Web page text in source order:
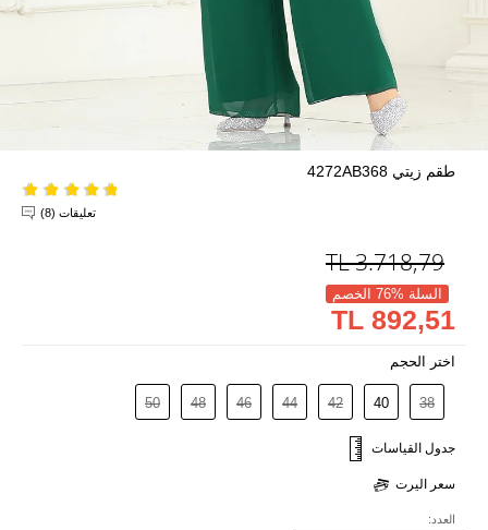
طقم زيتي 4272AB368
تعليقات (8)
3.718,79
TL
السلة %76 الخصم
892,51 TL
اختر الحجم
38
40
42
44
46
48
50
جدول القياسات
سعر اليرت
العدد: